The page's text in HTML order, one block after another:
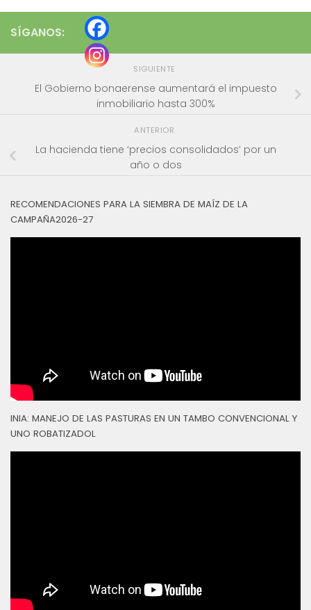
SÍGANOS:
SIGUIENTE
El Gobierno bonaerense aumentará el impuesto
inmobiliario hasta 300%
ANTERIOR
La hacienda tiene ‘precios consolidados’ por un
año o dos
RECOMENDACIONES PARA LA SIEMBRA DE MAÍZ DE LA
CAMPAÑA2026-27
INIA: MANEJO DE LAS PASTURAS EN UN TAMBO CONVENCIONAL Y
UNO ROBATIZADOL